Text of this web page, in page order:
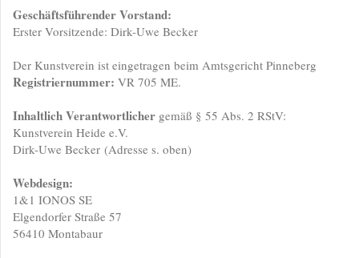
Geschäftsführender Vorstand:
Erster Vorsitzende: Dirk-Uwe Becker
Der Kunstverein ist eingetragen beim Amtsgericht Pinneberg
Registriernummer: VR 705 ME.
Inhaltlich Verantwortlicher gemäß § 55 Abs. 2 RStV:
Kunstverein Heide e.V.
Dirk-Uwe Becker (Adresse s. oben)
Webdesign:
1&1 IONOS SE
Elgendorfer Straße 57
56410 Montabaur